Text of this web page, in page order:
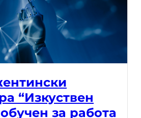
“Изкуствен
за работа